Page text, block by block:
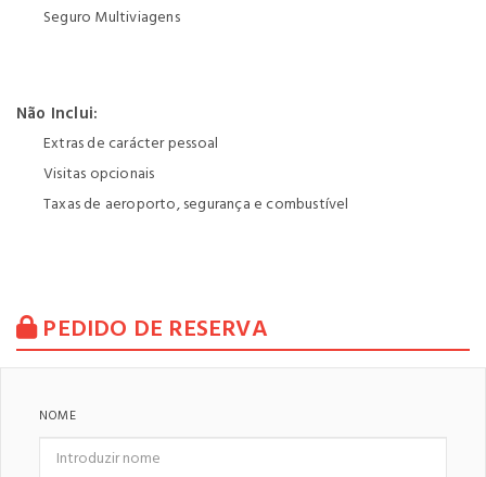
Seguro Multiviagens
Não Inclui:
Extras de carácter pessoal
Visitas opcionais
Taxas de aeroporto, segurança e combustível
PEDIDO DE RESERVA
NOME